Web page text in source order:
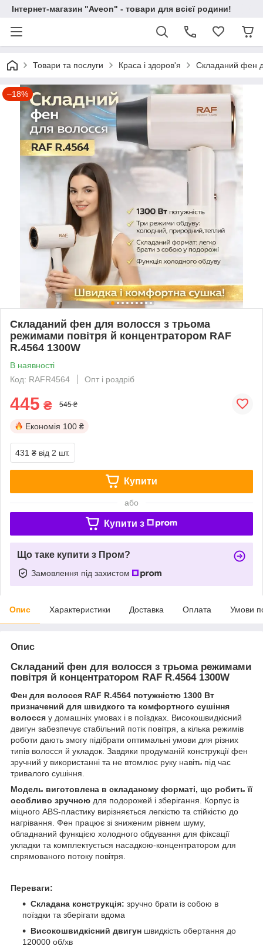
Інтернет-магазин "Aveon" - товари для всієї родини!
Товари та послуги Краса і здоров'я Складаний фен
–18%
Складаний фен для волосся з трьома
режимами повітря й концентратором RAF
R.4564 1300W
В наявності
Код: RAFR4564
Опт і роздріб
445 ₴ 545 ₴
Економія 100 ₴
431 ₴ від 2 шт.
Купити
або
Купити з
Що таке купити з Пром?
Замовлення під захистом
Опис Характеристики Доставка Оплата Умови
Опис
Складаний фен для волосся з трьома режимами
повітря й концентратором RAF R.4564 1300W
Фен для волосся RAF R.4564 потужністю 1300 Вт
призначений для швидкого та комфортного сушіння
волосся у домашніх умовах і в поїздках. Високошвидкісний
двигун забезпечує стабільний потік повітря, а кілька режимів
роботи дають змогу підібрати оптимальні умови для різних
типів волосся й укладок. Завдяки продуманій конструкції фен
зручний у використанні та не втомлює руку навіть під час
тривалого сушіння.
Модель виготовлена в складаному форматі, що робить її
особливо зручною для подорожей і зберігання. Корпус із
міцного ABS-пластику вирізняється легкістю та стійкістю до
нагрівання. Фен працює зі зниженим рівнем шуму,
обладнаний функцією холодного обдування для фіксації
укладки та комплектується насадкою-концентратором для
спрямованого потоку повітря.
Переваги:
Складана конструкція: зручно брати із собою в
поїздки та зберігати вдома
Високошвидкісний двигун швидкість обертання до
120000 об/хв